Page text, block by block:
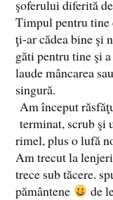
şoferului diferită
Timpul pentru tine
ţi-ar cădea bine şi
găti pentru tine şi
laude mâncarea
singură.
Am început
terminat, scrub şi
rimel, plus o lufă
Am trecut la
trece sub tăcere.
pământene
de